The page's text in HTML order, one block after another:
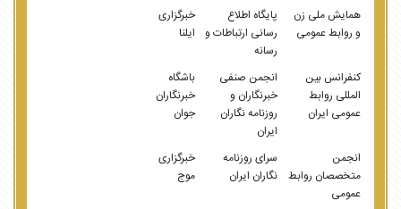
همایش ملی زن
و روابط عمومی
پایگاه اطلاع
رسانی ارتباطات و
رسانه
خبرگزاری
ایلنا
کنفرانس بین
المللی روابط
عمومی ایران
انجمن صنفی
خبرنگاران و
روزنامه نگاران
ایران
باشگاه
خبرنگاران
جوان
انجمن
متخصصان روابط
عمومی
سرای روزنامه
نگاران ایران
خبرگزاری
موج